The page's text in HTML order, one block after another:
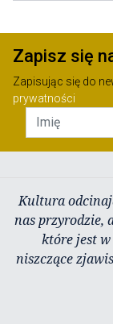
Zapisz się
Zapisując się do
prywatności
Kultura
nas przyrodzie,
które jest w
niszczące